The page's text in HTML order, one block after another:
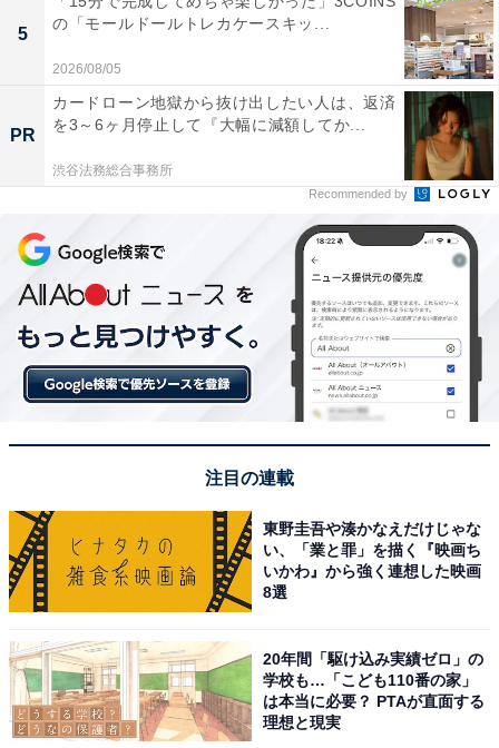
5
の「モールドールトレカケースキッ...
2026/08/05
PR
カードローン地獄から抜け出したい人は、返済
を3～6ヶ月停止して『大幅に減額してか...
渋谷法務総合事務所
Recommended by
注目の連載
東野圭吾や湊かなえだけじゃな
い、「業と罪」を描く『映画ち
いかわ』から強く連想した映画
8選
20年間「駆け込み実績ゼロ」の
学校も…「こども110番の家」
は本当に必要？ PTAが直面する
理想と現実